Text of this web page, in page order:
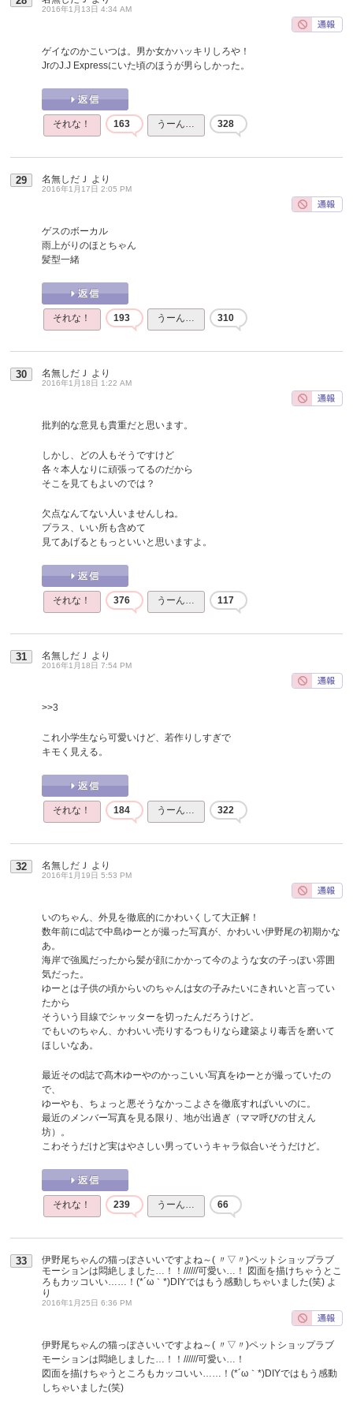
2016年1月13日 4:34 AM
ゲイなのかこいつは。男か女かハッキリしろや！
JrのJ.J Expressにいた頃のほうが男らしかった。
それな！ 163 うーん… 328
29 名無しだＪ より
2016年1月17日 2:05 PM
ゲスのボーカル
雨上がりのほとちゃん
髪型一緒
それな！ 193 うーん… 310
30 名無しだＪ より
2016年1月18日 1:22 AM
批判的な意見も貴重だと思います。
しかし、どの人もそうですけど
各々本人なりに頑張ってるのだから
そこを見てもよいのでは？
欠点なんてない人いませんしね。
プラス、いい所も含めて
見てあげるともっといいと思いますよ。
それな！ 376 うーん… 117
31 名無しだＪ より
2016年1月18日 7:54 PM
>>3
これ小学生なら可愛いけど、若作りしすぎで
キモく見える。
それな！ 184 うーん… 322
32 名無しだＪ より
2016年1月19日 5:53 PM
いのちゃん、外見を徹底的にかわいくして大正解！
数年前にd誌で中島ゆーとが撮った写真が、かわいい伊野尾の初期かな
あ。
海岸で強風だったから髪が顔にかかって今のような女の子っぽい雰囲
気だった。
ゆーとは子供の頃からいのちゃんは女の子みたいにきれいと言ってい
たから
そういう目線でシャッターを切ったんだろうけど。
でもいのちゃん、かわいい売りするつもりなら建築より毒舌を磨いて
ほしいなあ。
最近そのd誌で髙木ゆーやのかっこいい写真をゆーとが撮っていたの
で、
ゆーやも、ちょっと悪そうなかっこよさを徹底すればいいのに。
最近のメンバー写真を見る限り、地が出過ぎ（ママ呼びの甘えん
坊）。
こわそうだけど実はやさしい男っていうキャラ似合いそうだけど。
それな！ 239 うーん… 66
33
伊野尾ちゃんの猫っぽさいいですよね～( 〃▽〃)ペットショップラブ
モーションは悶絶しました…！！//////可愛い…！ 図面を描けちゃうとこ
ろもカッコいい……！(*´ω｀*)DIYではもう感動しちゃいました(笑) よ
り
2016年1月25日 6:36 PM
伊野尾ちゃんの猫っぽさいいですよね～( 〃▽〃)ペットショップラブ
モーションは悶絶しました…！！//////可愛い…！
図面を描けちゃうところもカッコいい……！(*´ω｀*)DIYではもう感動
しちゃいました(笑)